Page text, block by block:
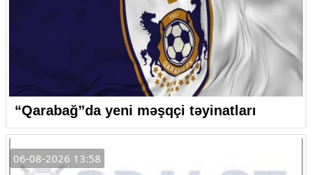
“Qarabağ”da yeni məşqçi təyinatları
06-08-2026 13:58